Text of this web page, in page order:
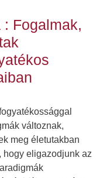
Fogalmak,
változnak,
meg életutakban
hogy eligazodjunk az